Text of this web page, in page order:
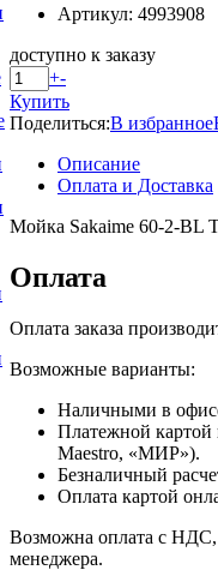
Артикул: 4993908
доступно к заказу
+-
Купить
Поделиться:В избранное
Описание
Оплата и Доставка
Мойка Sakaime 60-2-BL
Оплата
Оплата заказа
Возможные варианты:
Наличными в
Платежной картой
Maestro, «МИР»).
Безналичный
Оплата картой
Возможна оплата с НДС,
менеджера.